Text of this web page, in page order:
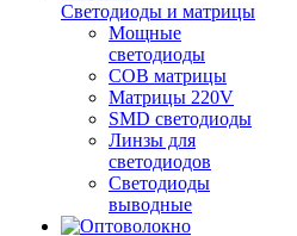
Светодиоды и матрицы
Мощные
светодиоды
COB матрицы
Матрицы 220V
SMD светодиоды
Линзы для
светодиодов
Светодиоды
выводные